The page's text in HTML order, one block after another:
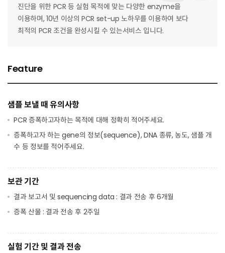
진단을 위한 PCR 등 실험 목적에 맞는 다양한 enzyme을
이용하며, 10년 이상의 PCR set-up 노하우를 이용하여 보다
최적의 PCR 조건을 완성시킬 수 있는서비스 입니다.
Feature
샘플 보낼 때 유의사항
PCR 증폭하고자하는 목적에 대해 정확히 적어주세요.
증폭하고자 하는 gene의 정보(sequence), DNA 종류, 농도, 샘플 개
수 등 정보를 적어주세요.
보관 기간
결과 보고서 및 sequencing data : 결과 전송 후 6개월
증폭 산물 : 결과 전송 후 2주일
실험 기간 및 결과 전송